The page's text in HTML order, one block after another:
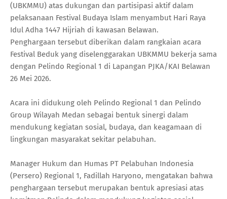
(UBKMMU) atas dukungan dan partisipasi aktif dalam
pelaksanaan Festival Budaya Islam menyambut Hari Raya
Idul Adha 1447 Hijriah di kawasan Belawan.
Penghargaan tersebut diberikan dalam rangkaian acara
Festival Beduk yang diselenggarakan UBKMMU bekerja sama
dengan Pelindo Regional 1 di Lapangan PJKA/KAI Belawan
26 Mei 2026.
Acara ini didukung oleh Pelindo Regional 1 dan Pelindo
Group Wilayah Medan sebagai bentuk sinergi dalam
mendukung kegiatan sosial, budaya, dan keagamaan di
lingkungan masyarakat sekitar pelabuhan.
Manager Hukum dan Humas PT Pelabuhan Indonesia
(Persero) Regional 1, Fadillah Haryono, mengatakan bahwa
penghargaan tersebut merupakan bentuk apresiasi atas